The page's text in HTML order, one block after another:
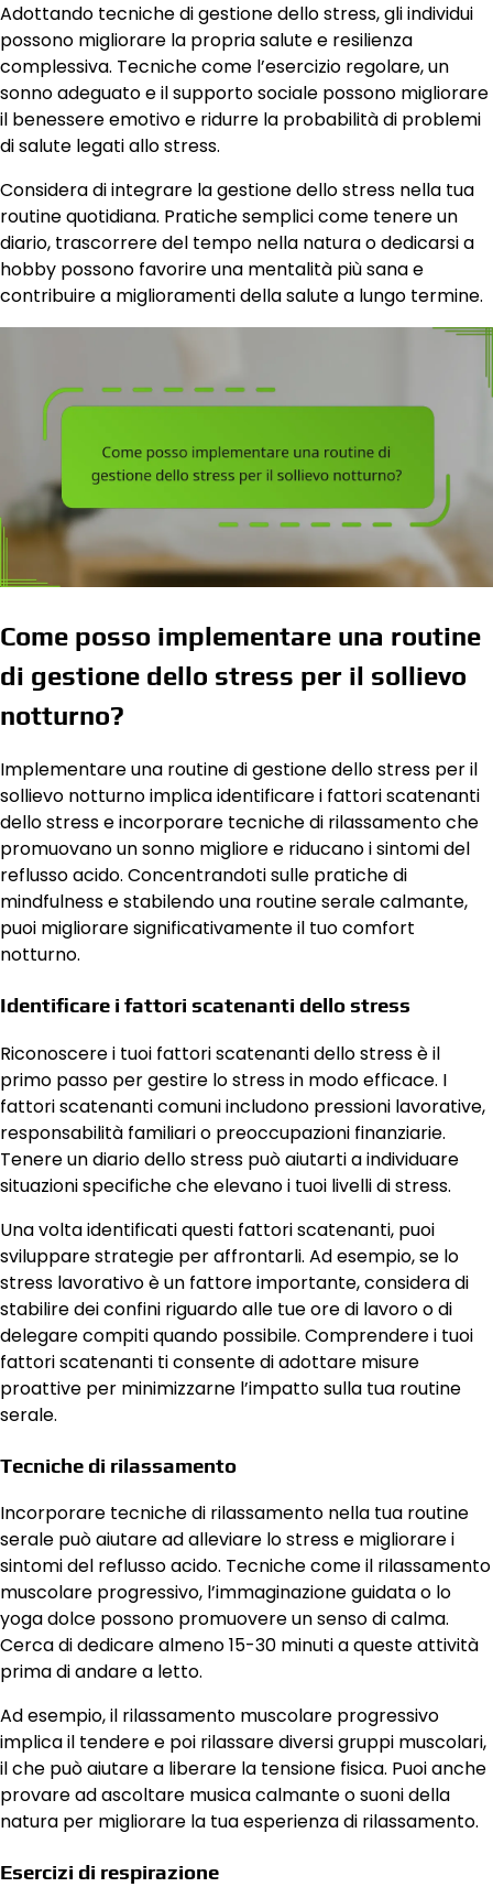
Adottando tecniche di gestione dello stress, gli individui
possono migliorare la propria salute e resilienza
complessiva. Tecniche come l’esercizio regolare, un
sonno adeguato e il supporto sociale possono migliorare
il benessere emotivo e ridurre la probabilità di problemi
di salute legati allo stress.
Considera di integrare la gestione dello stress nella tua
routine quotidiana. Pratiche semplici come tenere un
diario, trascorrere del tempo nella natura o dedicarsi a
hobby possono favorire una mentalità più sana e
contribuire a miglioramenti della salute a lungo termine.
Come posso implementare una routine
di gestione dello stress per il sollievo
notturno?
Implementare una routine di gestione dello stress per il
sollievo notturno implica identificare i fattori scatenanti
dello stress e incorporare tecniche di rilassamento che
promuovano un sonno migliore e riducano i sintomi del
reflusso acido. Concentrandoti sulle pratiche di
mindfulness e stabilendo una routine serale calmante,
puoi migliorare significativamente il tuo comfort
notturno.
Identificare i fattori scatenanti dello stress
Riconoscere i tuoi fattori scatenanti dello stress è il
primo passo per gestire lo stress in modo efficace. I
fattori scatenanti comuni includono pressioni lavorative,
responsabilità familiari o preoccupazioni finanziarie.
Tenere un diario dello stress può aiutarti a individuare
situazioni specifiche che elevano i tuoi livelli di stress.
Una volta identificati questi fattori scatenanti, puoi
sviluppare strategie per affrontarli. Ad esempio, se lo
stress lavorativo è un fattore importante, considera di
stabilire dei confini riguardo alle tue ore di lavoro o di
delegare compiti quando possibile. Comprendere i tuoi
fattori scatenanti ti consente di adottare misure
proattive per minimizzarne l’impatto sulla tua routine
serale.
Tecniche di rilassamento
Incorporare tecniche di rilassamento nella tua routine
serale può aiutare ad alleviare lo stress e migliorare i
sintomi del reflusso acido. Tecniche come il rilassamento
muscolare progressivo, l’immaginazione guidata o lo
yoga dolce possono promuovere un senso di calma.
Cerca di dedicare almeno 15-30 minuti a queste attività
prima di andare a letto.
Ad esempio, il rilassamento muscolare progressivo
implica il tendere e poi rilassare diversi gruppi muscolari,
il che può aiutare a liberare la tensione fisica. Puoi anche
provare ad ascoltare musica calmante o suoni della
natura per migliorare la tua esperienza di rilassamento.
Esercizi di respirazione